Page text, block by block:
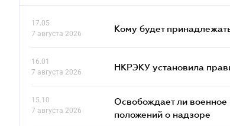
17.05
7 августа 2026
Кому будет
16.01
7 августа 2026
НКРЭКУ установила
15.10
7 августа 2026
Освобождает ли военное
положений о надзоре